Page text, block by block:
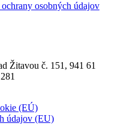
osobných údajov
Žitavou č. 151, 941 61
(EÚ)
údajov (EU)